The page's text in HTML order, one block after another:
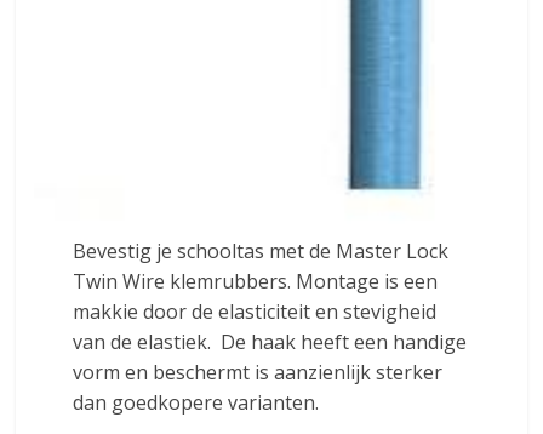
Bevestig je schooltas met de Master Lock
Twin Wire klemrubbers. Montage is een
makkie door de elasticiteit en stevigheid
van de elastiek. De haak heeft een handige
vorm en beschermt is aanzienlijk sterker
dan goedkopere varianten.